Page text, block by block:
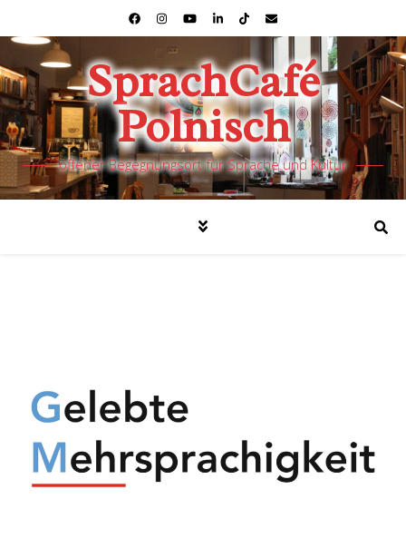
SprachCafé
Polnisch
offener Begegnungsort für Sprache und Kultur